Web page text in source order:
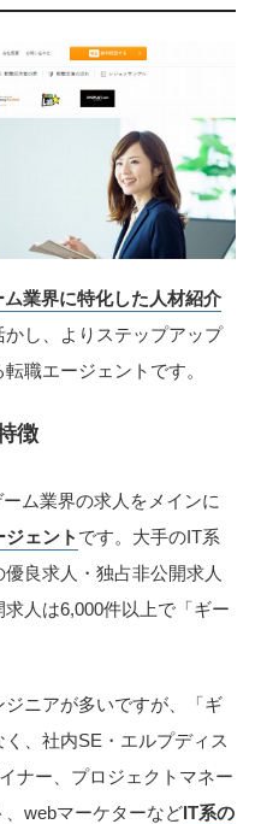
業界に特化した人材紹介
し、よりステップアップ
職エージェントです。
徴
ム業界の求人をメインに
ェント です。大手のIT系
良求人・独占非公開求人
人は6,000件以上で「ギー
ニアが多いですが、「ギ
、社内SE・エルプディス
ナー、プロジェクトマネー
webマーケターなどIT系の